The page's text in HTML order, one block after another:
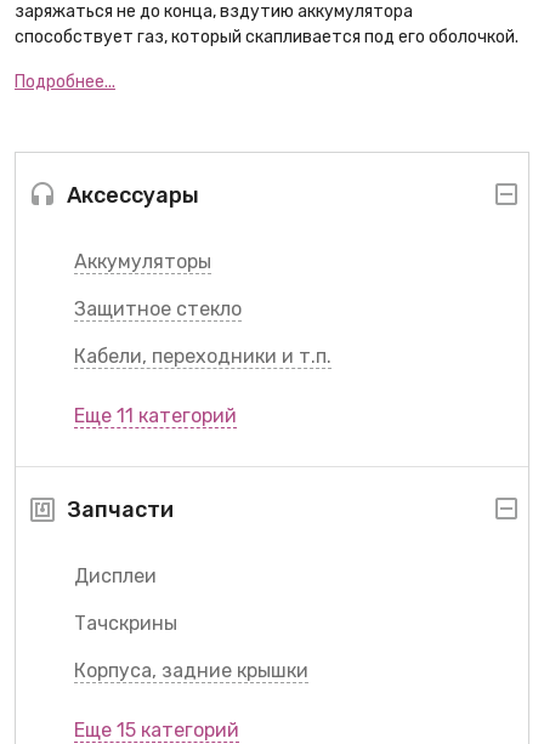
Аксессуары
Аккумуляторы
Защитное стекло
Кабели, переходники и т.п.
Еще 11 категорий
Запчасти
Дисплеи
Тачскрины
Корпуса, задние крышки
Еще 15 категорий
заряжаться не до конца, вздутию аккумулятора
способствует газ, который скапливается под его оболочкой.
Подробнее...